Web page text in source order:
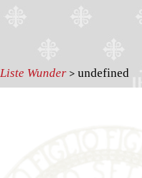
Liste Wunder > undefined